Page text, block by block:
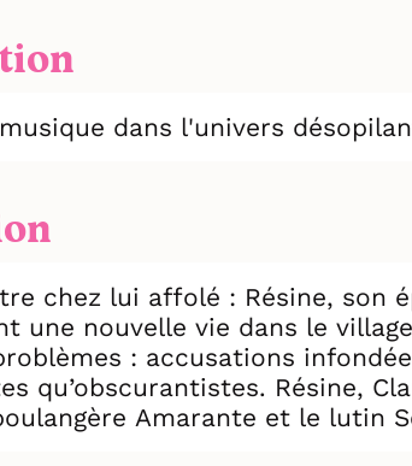
dans l'univers
chez lui affolé : Résine, son
une nouvelle vie dans le
: accusations
qu’obscurantistes. Résine,
Amarante et le